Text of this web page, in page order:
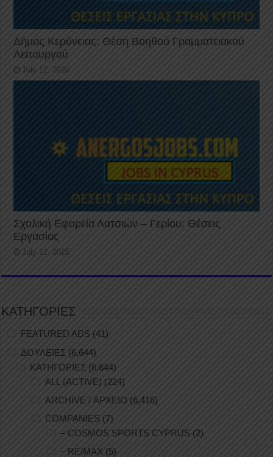
Δήμος Κερύνειας: Θέση Βοηθού Γραμματειακού
Λειτουργού
July 12, 2026
Σχολική Εφορεία Λατσιών – Γερίου: Θέσεις
Εργασίας
July 12, 2026
ΚΑΤΗΓΟΡΙΕΣ
FEATURED ADS (41)
ΔΟΥΛΕΙΕΣ (6,644)
ΚΑΤΗΓΟΡΙΕΣ (6,644)
ALL (ACTIVE) (224)
ARCHIVE / ΑΡΧΕΙΟ (6,416)
COMPANIES (7)
– COSMOS SPORTS CYPRUS (2)
– RE/MAX (5)